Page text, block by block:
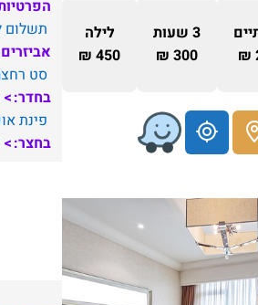
3 שעות
300 ₪
לילה
450 ₪
תשלום
סט
בחדר:
פינת
בחצר: